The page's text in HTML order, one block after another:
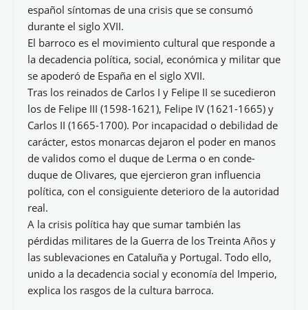
español síntomas de una crisis que se consumó
durante el siglo XVII.
El barroco es el movimiento cultural que responde a
la decadencia política, social, económica y militar que
se apoderó de España en el siglo XVII.
Tras los reinados de Carlos I y Felipe II se sucedieron
los de Felipe III (1598-1621), Felipe IV (1621-1665) y
Carlos II (1665-1700). Por incapacidad o debilidad de
carácter, estos monarcas dejaron el poder en manos
de validos como el duque de Lerma o en conde-
duque de Olivares, que ejercieron gran influencia
política, con el consiguiente deterioro de la autoridad
real.
A la crisis política hay que sumar también las
pérdidas militares de la Guerra de los Treinta Años y
las sublevaciones en Cataluña y Portugal. Todo ello,
unido a la decadencia social y economía del Imperio,
explica los rasgos de la cultura barroca.